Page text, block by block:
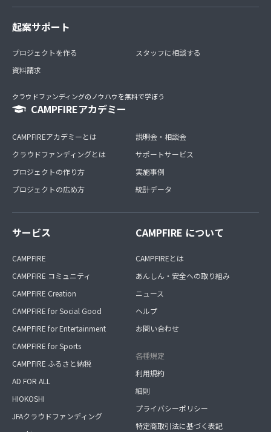
起案サポート
プロジェクトを作る
資料請求
スタッフに相談する
クラウドファンディングのノウハウを無料で学ぼう
CAMPFIREアカデミー
CAMPFIREアカデミーとは
クラウドファンディングとは
プロジェクトの作り方
プロジェクトの広め方
説明会・相談会
サポートサービス
実施事例
統計データ
サービス
CAMPFIRE
CAMPFIRE コミュニティ
CAMPFIRE Creation
CAMPFIRE for Social Good
CAMPFIRE for Entertainment
CAMPFIRE for Sports
CAMPFIRE ふるさと納税
AD FOR ALL
HIOKOSHI
JFAクラウドファンディング
CAMPFIRE について
CAMPFIREとは
あんしん・安全への取り組み
ニュース
ヘルプ
お問い合わせ
各種規定
利用規約
細則
プライバシーポリシー
特定商取引法に基づく表記